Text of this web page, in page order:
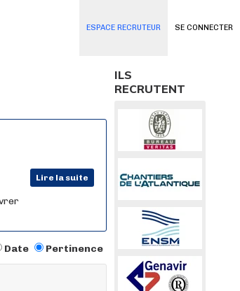
SE CONNECTER
ESPACE RECRUTEUR
Lire la suite
Date Pertinence
ILS
RECRUTENT